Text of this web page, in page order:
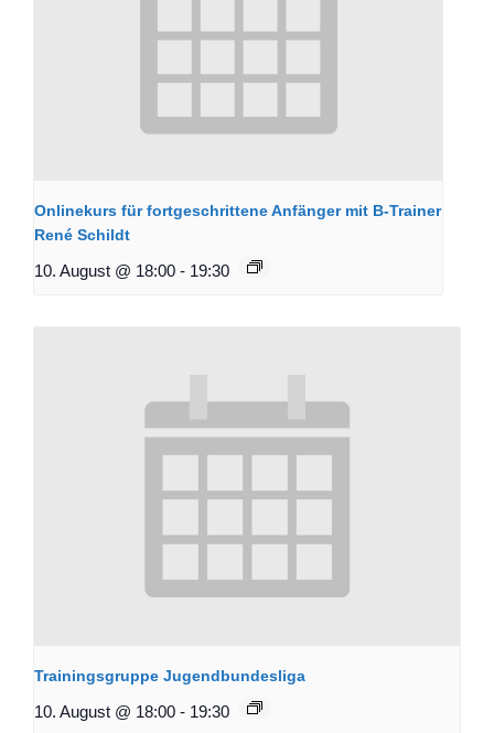
Onlinekurs für fortgeschrittene Anfänger mit B-Trainer
René Schildt
10. August @ 18:00 - 19:30
Trainingsgruppe Jugendbundesliga
10. August @ 18:00 - 19:30